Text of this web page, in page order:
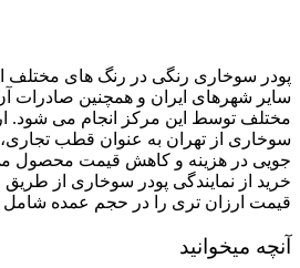
پودر سوخاری رنگی در رنگ های مختلف از
سایر شهرهای ایران و همچنین صادرات
مختلف توسط این مرکز انجام می شود.
سوخاری از تهران به عنوان قطب
جویی در هزینه و کاهش قیمت محصول
خرید از نمایندگی پودر سوخاری از
قیمت ارزان تری را در حجم عمده
آنچه میخوانید